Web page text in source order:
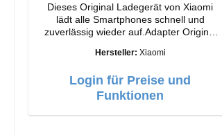
Dieses Original Ladegerät von Xiaomi
lädt alle Smartphones schnell und
zuverlässig wieder auf.Adapter Original
Anschlüsse: USB-A Output: 90W Farbe:
Farbe: Weiss
Hersteller: Xiaomi
Login für Preise und
Funktionen